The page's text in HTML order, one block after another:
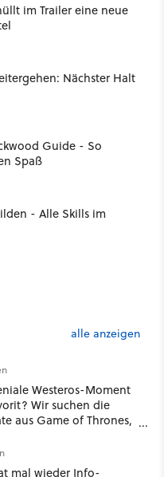
im Trailer eine neue
Nächster Halt
Guide - So
Spaß
- Alle Skills im
alle anzeigen
Westeros-Moment
Wir suchen die
aus Game of Thrones,
mal wieder Info-